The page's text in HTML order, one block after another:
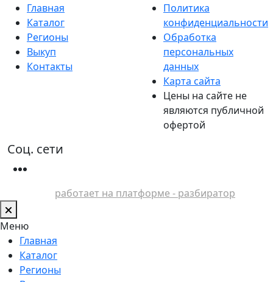
Главная
Каталог
Регионы
Выкуп
Контакты
Политика
конфиденциальности
Обработка
персональных
данных
Карта сайта
Цены на сайте не
являются публичной
офертой
Соц. сети
работает на платформе - разбиратор
Меню
Главная
Каталог
Регионы